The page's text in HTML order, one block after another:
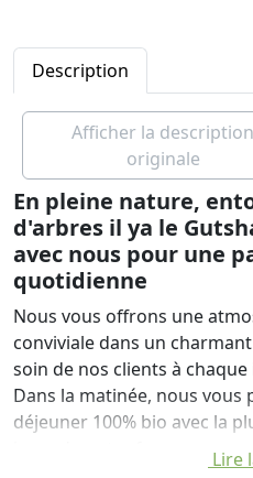
Description
Afficher la description
originale
En pleine nature,
d'arbres il ya le
avec nous pour une
quotidienne
Nous vous offrons une
conviviale dans un
soin de nos clients à
Dans la matinée, nous
déjeuner 100% bio avec la
Lire